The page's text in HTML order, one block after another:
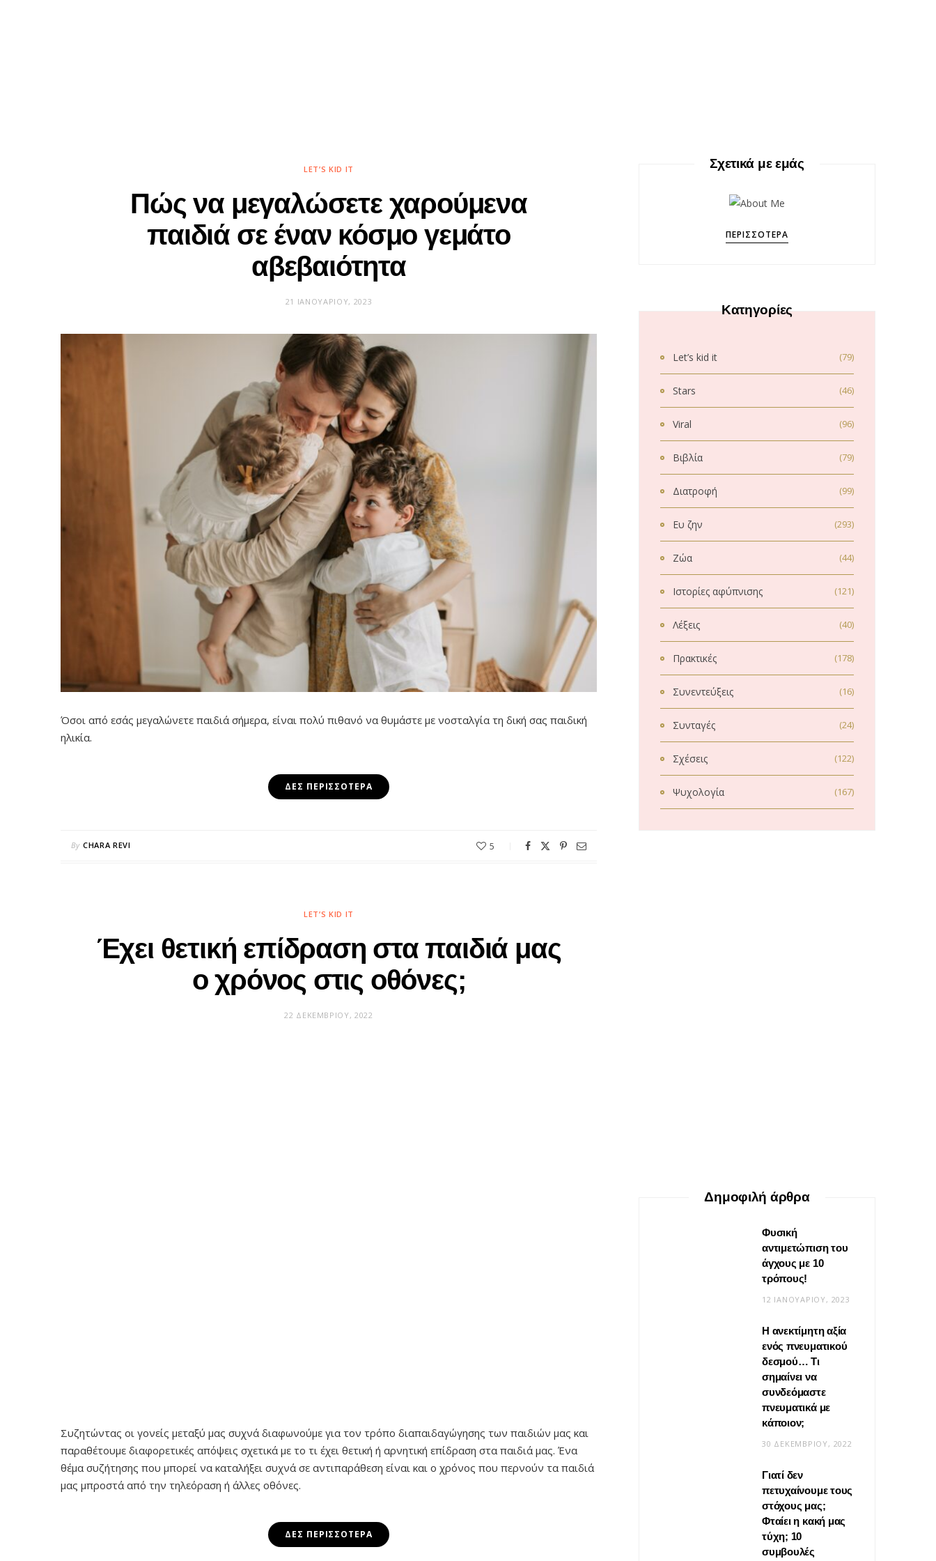
LET’S KID IT
Πώς να μεγαλώσετε χαρούμενα
παιδιά σε έναν κόσμο γεμάτο
αβεβαιότητα
21 ΙΑΝΟΥΑΡΊΟΥ, 2023
Όσοι από εσάς μεγαλώνετε παιδιά σήμερα, είναι πολύ πιθανό να θυμάστε με νοσταλγία τη δική σας παιδική
ηλικία.
ΔΕΣ ΠΕΡΙΣΣΌΤΕΡΑ
By CHARA REVI 5
LET’S KID IT
Έχει θετική επίδραση στα παιδιά μας
ο χρόνος στις οθόνες;
22 ΔΕΚΕΜΒΡΊΟΥ, 2022
Συζητώντας οι γονείς μεταξύ μας συχνά διαφωνούμε για τον τρόπο διαπαιδαγώγησης των παιδιών μας και
παραθέτουμε διαφορετικές απόψεις σχετικά με το τι έχει θετική ή αρνητική επίδραση στα παιδιά μας. Ένα
θέμα συζήτησης που μπορεί να καταλήξει συχνά σε αντιπαράθεση είναι και ο χρόνος που περνούν τα παιδιά
μας μπροστά από την τηλεόραση ή άλλες οθόνες.
ΔΕΣ ΠΕΡΙΣΣΌΤΕΡΑ
Σχετικά με εμάς
ΠΕΡΙΣΣΌΤΕΡΑ
Κατηγορίες
Let’s kid it (79)
Stars (46)
Viral (96)
Βιβλία (79)
Διατροφή (99)
Ευ ζην (293)
Ζώα (44)
Ιστορίες αφύπνισης (121)
Λέξεις (40)
Πρακτικές (178)
Συνεντεύξεις (16)
Συνταγές (24)
Σχέσεις (122)
Ψυχολογία (167)
Βίντεο: Μεταμόρφωσε το
φουλάρι σου σε κιμονό
20 ΜΑΪ́ΟΥ, 2026
Δημοφιλή άρθρα
Φυσική
αντιμετώπιση του
άγχους με 10
τρόπους!
12 ΙΑΝΟΥΑΡΊΟΥ, 2023
Η ανεκτίμητη αξία
ενός πνευματικού
δεσμού… Τι
σημαίνει να
συνδεόμαστε
πνευματικά με
κάποιον;
30 ΔΕΚΕΜΒΡΊΟΥ, 2022
Γιατί δεν
πετυχαίνουμε τους
στόχους μας;
Φταίει η κακή μας
τύχη; 10
συμβουλές